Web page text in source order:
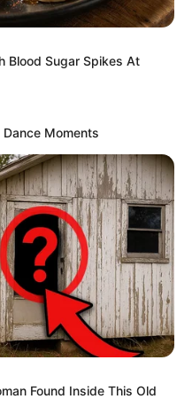
a Séfek
Blood Sugar Spikes At
Moments
Found Inside This Old